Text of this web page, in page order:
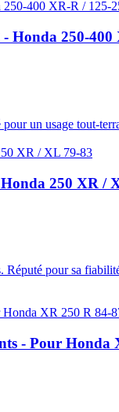
Honda 250-400
un usage tout-
250 XR /
pour sa
- Pour Honda